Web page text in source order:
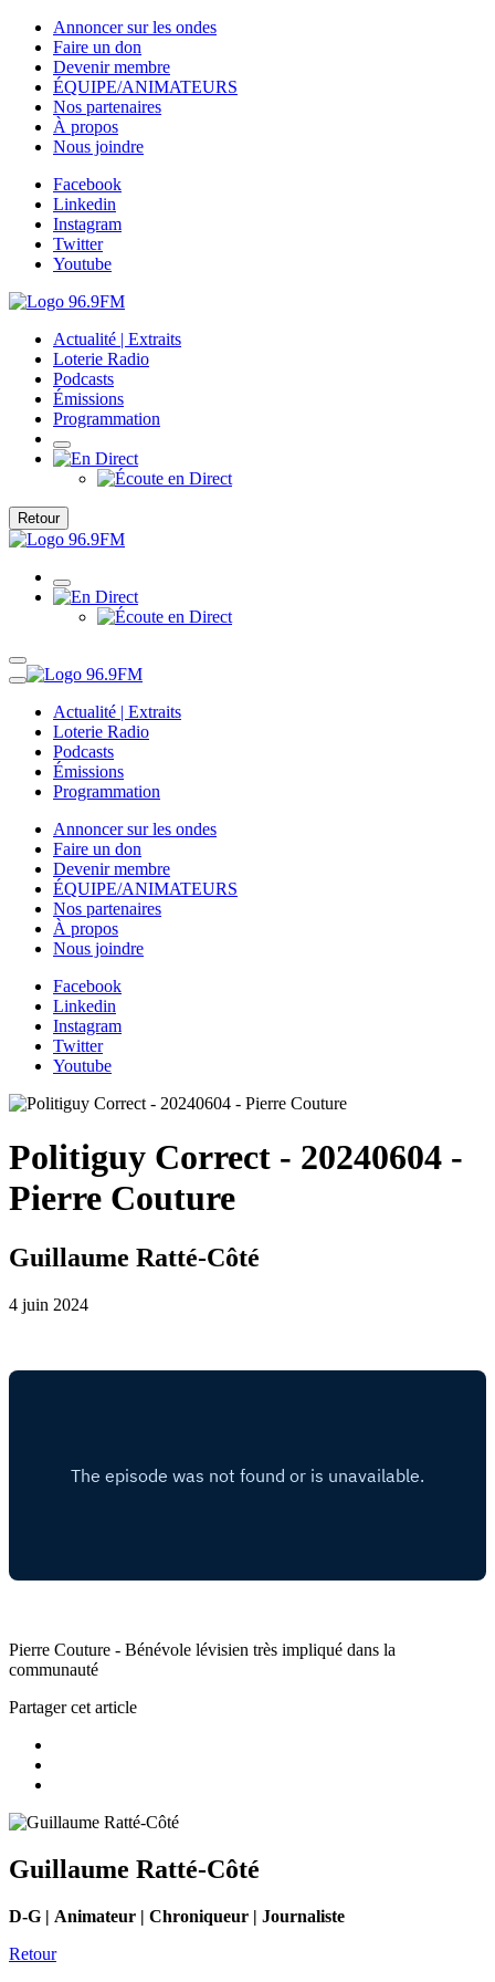
Annoncer sur les ondes
Faire un don
Devenir membre
ÉQUIPE/ANIMATEURS
Nos partenaires
À propos
Nous joindre
Facebook
Linkedin
Instagram
Twitter
Youtube
Actualité | Extraits
Loterie Radio
Podcasts
Émissions
Programmation
Retour
Actualité | Extraits
Loterie Radio
Podcasts
Émissions
Programmation
Annoncer sur les ondes
Faire un don
Devenir membre
ÉQUIPE/ANIMATEURS
Nos partenaires
À propos
Nous joindre
Facebook
Linkedin
Instagram
Twitter
Youtube
Politiguy Correct - 20240604 -
Pierre Couture
Guillaume Ratté-Côté
4 juin 2024
Pierre Couture - Bénévole lévisien très impliqué dans la
communauté
Partager cet article
Guillaume Ratté-Côté
D-G | Animateur | Chroniqueur | Journaliste
Retour